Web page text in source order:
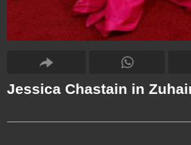
Jessica Chastain in